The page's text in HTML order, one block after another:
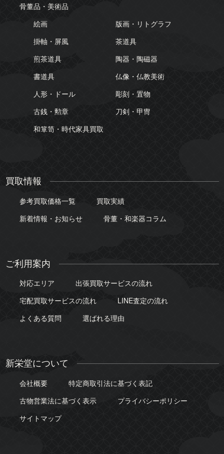
骨董品・美術品
絵画
版画・リトグラフ
掛軸・屏風
茶道具
煎茶道具
陶器・陶磁器
書道具
仏像・仏教美術
人形・ドール
彫刻・置物
古銭・勲章
刀剣・甲冑
和箪笥・時代家具買取
買取情報
参考買取価格一覧
買取実績
新着情報・お知らせ
骨董・和楽器コラム
ご利用案内
対応エリア
出張買取サービスの流れ
宅配買取サービスの流れ
LINE査定の流れ
よくある質問
選ばれる理由
新栄堂について
会社概要
特定商取引法に基づく表記
古物営業法に基づく表示
プライバシーポリシー
サイトマップ